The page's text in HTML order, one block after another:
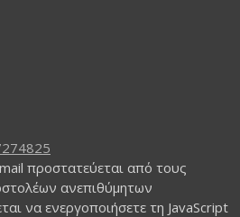
προστατεύεται από τους
ανεπιθύμητων
να ενεργοποιήσετε τη JavaScript